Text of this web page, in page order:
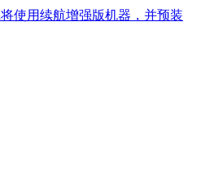
使用续航增强版机器，并预装